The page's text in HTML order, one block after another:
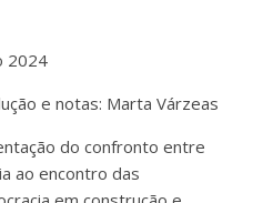
2024
e notas: Marta Várzeas
do confronto entre
ao encontro das